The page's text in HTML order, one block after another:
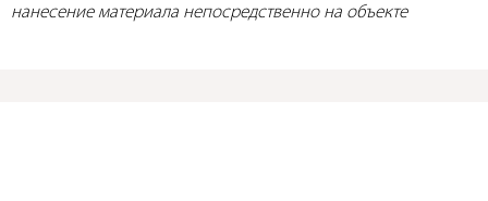
нанесение материала непосредственно на объекте